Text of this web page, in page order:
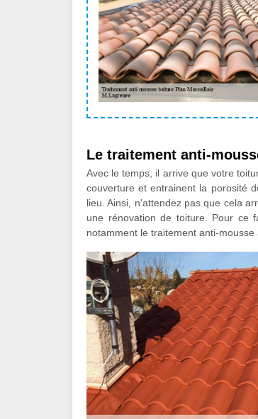
Le traitement anti-
Avec le temps, il arrive que votre
couverture et entrainent la porosité
lieu. Ainsi, n'attendez pas que cela
une rénovation de toiture. Pour ce
notamment le traitement anti-